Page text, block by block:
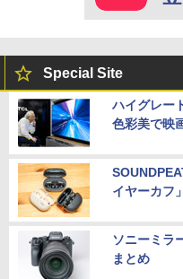
Special Site
ハイグレー
色彩美で映
イヤーカフ
ソニーミラ
まとめ